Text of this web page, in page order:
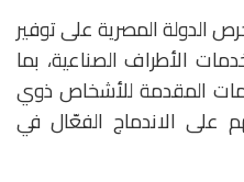
الدولة المصرية على توفير
الأطراف الصناعية، بما
المقدمة للأشخاص ذوي
على الاندماج الفعّال في